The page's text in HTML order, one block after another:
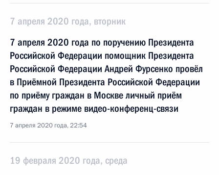
7 апреля 2020 года, вторник
7 апреля 2020 года по поручению Президента
Российской Федерации помощник Президента
Российской Федерации Андрей Фурсенко провёл
в Приёмной Президента Российской Федерации
по приёму граждан в Москве личный приём
граждан в режиме видео-конференц-связи
7 апреля 2020 года, 22:54
19 февраля 2020 года, среда